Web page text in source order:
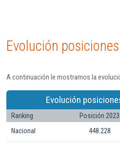
Evolución
A continuación le mostramos la
Evolución
Ranking Posición 2023
Nacional
448.228